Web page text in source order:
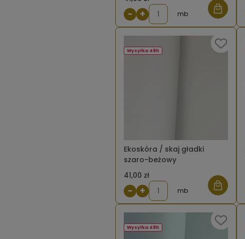
− + mb
Ekoskóra / skaj gładki
szaro-beżowy
41,00 zł
Wysyłka 48h
− + mb
Wysyłka 48h